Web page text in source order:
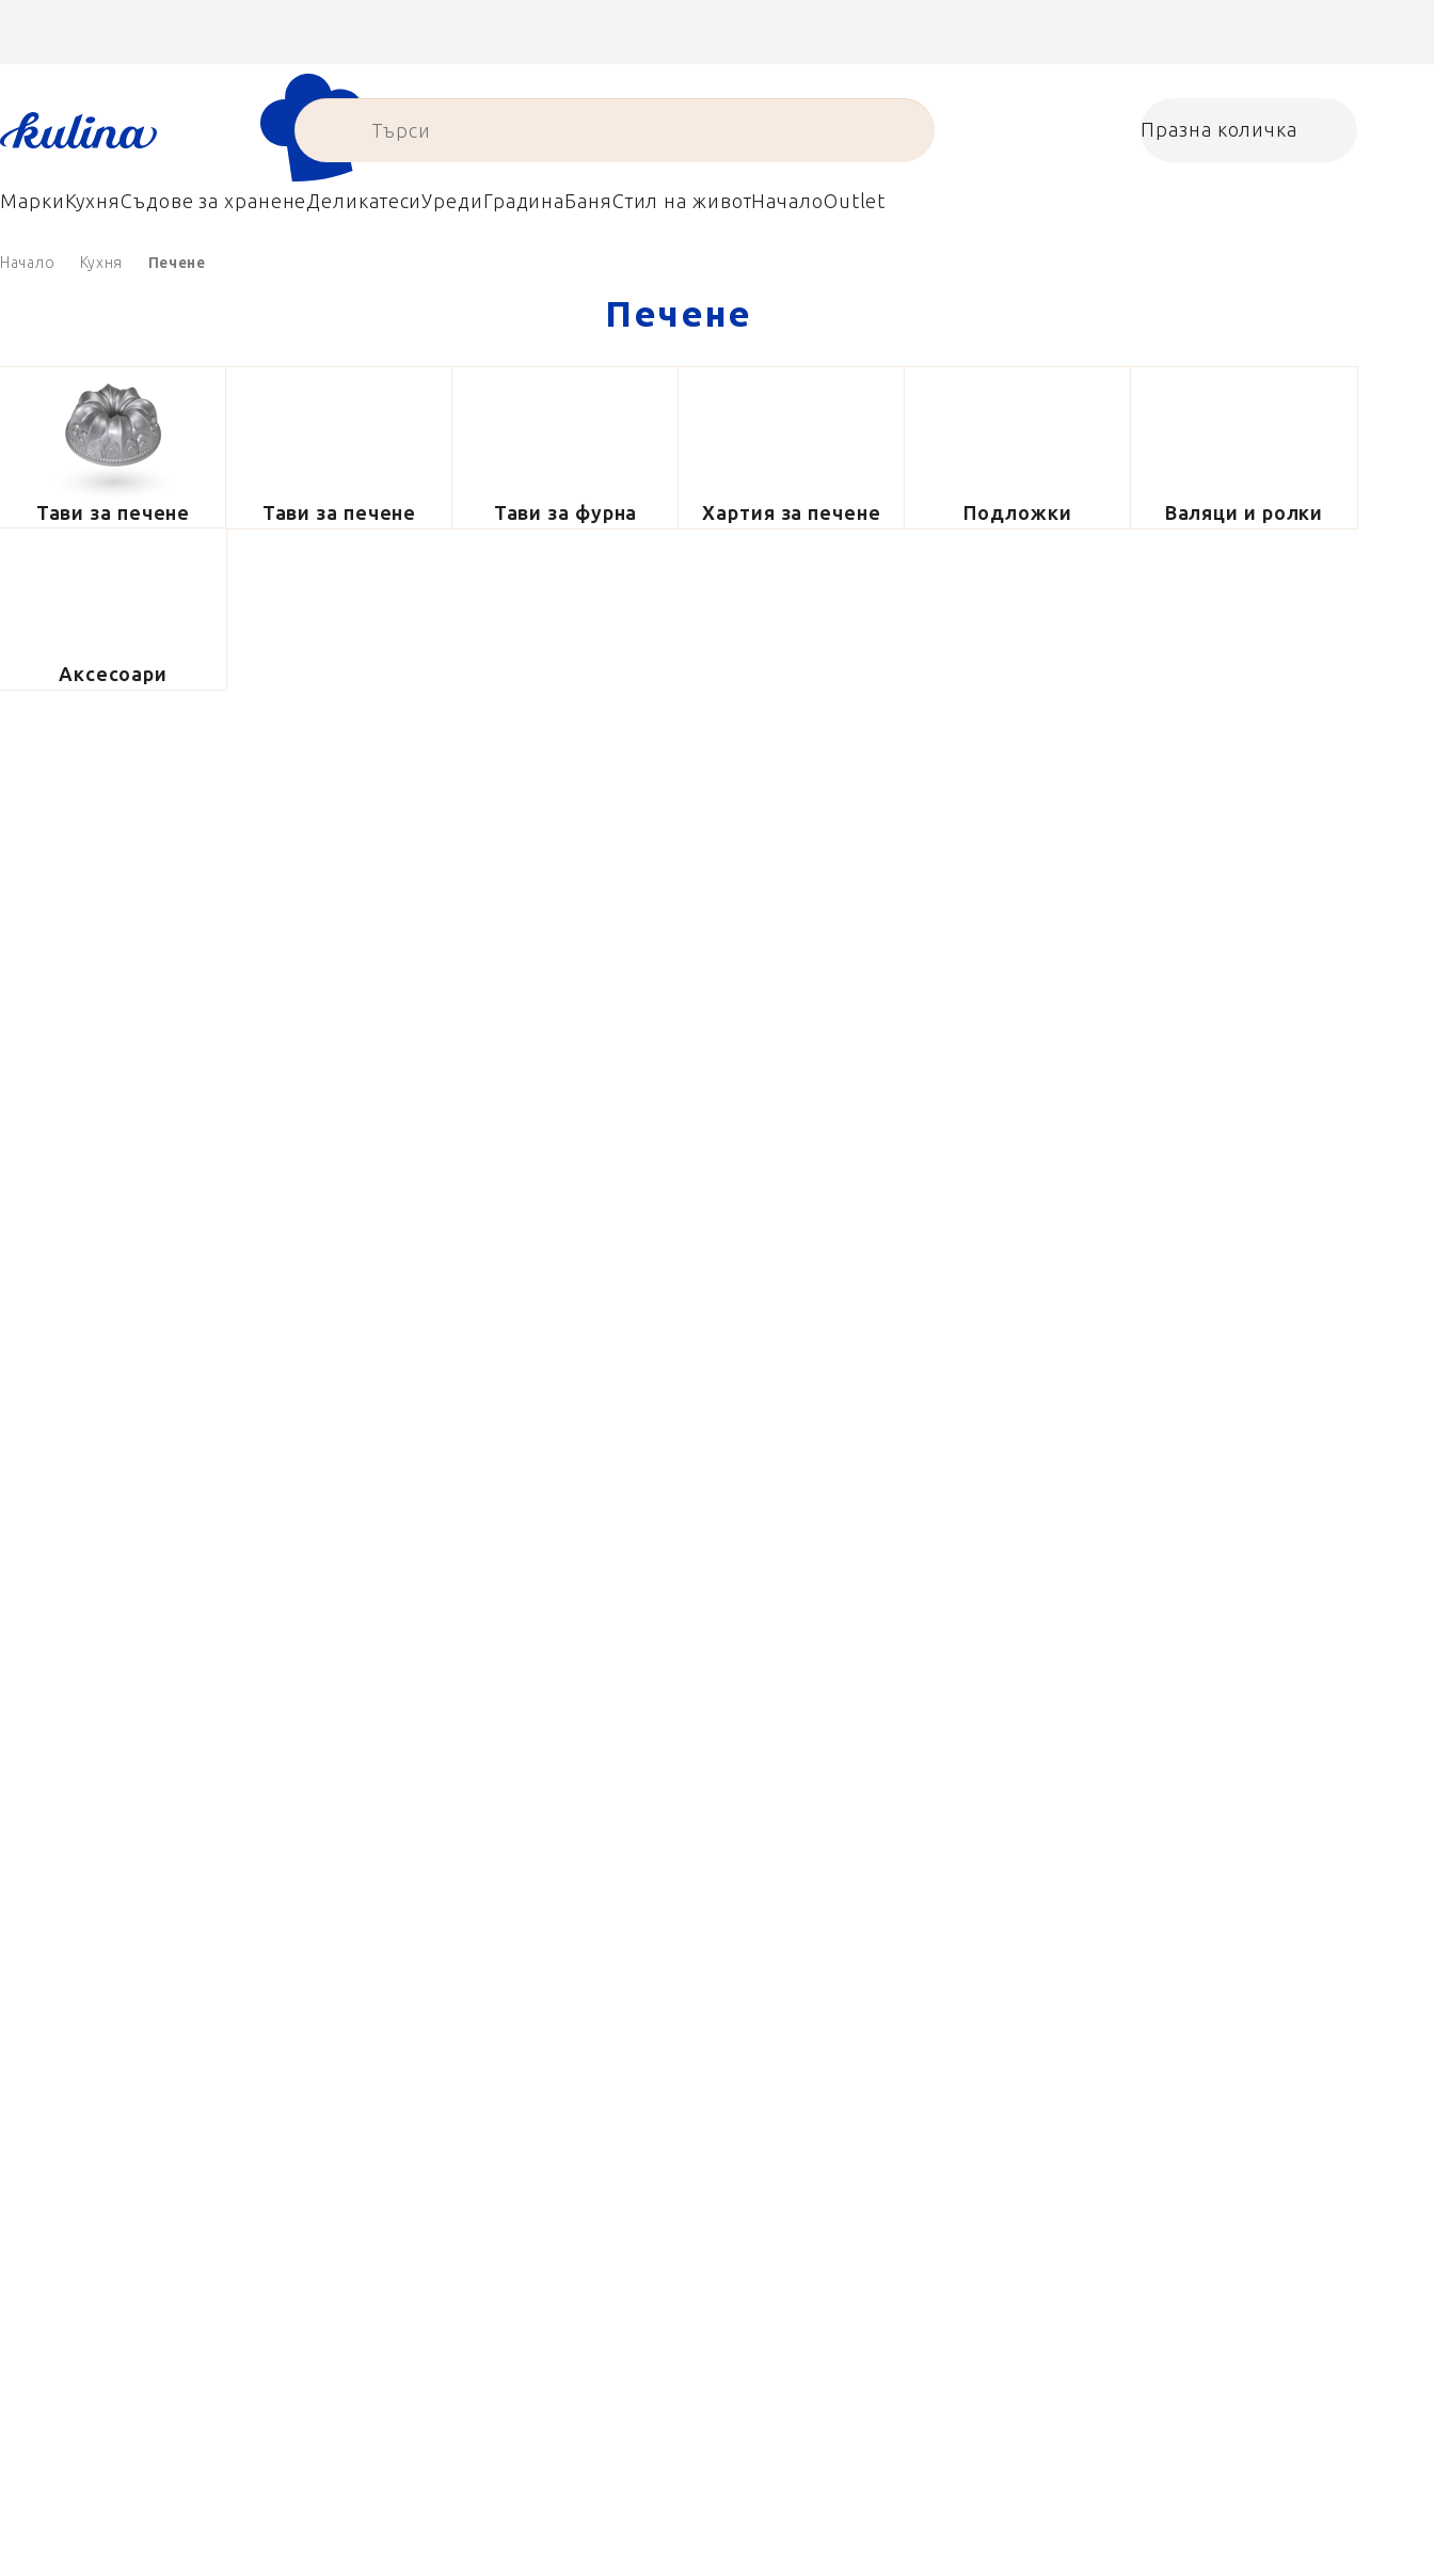
Количка за
Празна количка
МаркиКухняСъдове за храненеДеликатесиУредиГрадинаБаняСтил на животНачалоOutlet
Начало Кухня Печене
Печене
Тави за печене Тави за печене Тави за фурна Хартия за печене Подложки Валяци и ролки
Аксесоари